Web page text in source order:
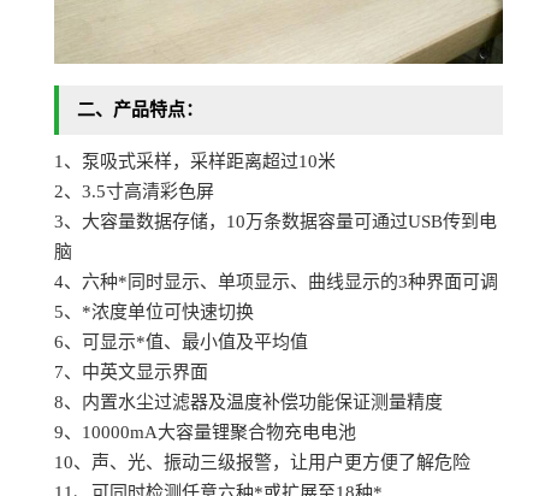
二、 产品特点：
1、泵吸式采样，采样距离超过10米
2、3.5寸高清彩色屏
3、大容量数据存储，10万条数据容量可通过USB传到电
脑
4、六种*同时显示、单项显示、曲线显示的3种界面可调
5、*浓度单位可快速切换
6、可显示*值、最小值及平均值
7、中英文显示界面
8、内置水尘过滤器及温度补偿功能保证测量精度
9、10000mA大容量锂聚合物充电电池
10、声、光、振动三级报警，让用户更方便了解危险